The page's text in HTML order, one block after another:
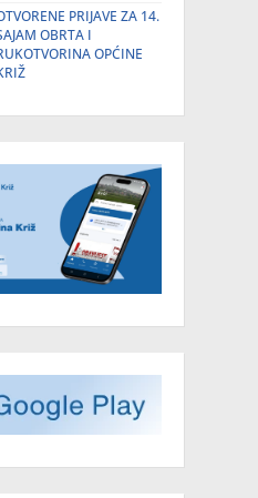
PRIJAVE ZA 14.
OBRTA I
OPĆINE